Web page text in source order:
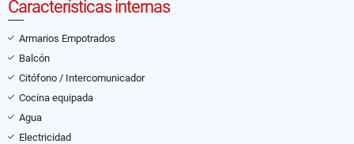
Características internas
Armarios Empotrados
Balcón
Citófono / Intercomunicador
Cocina equipada
Agua
Electricidad